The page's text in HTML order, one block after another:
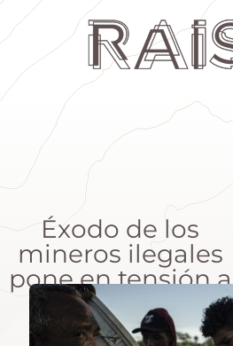
Éxodo de los
mineros ilegales
pone en tensión a
la Amazonía